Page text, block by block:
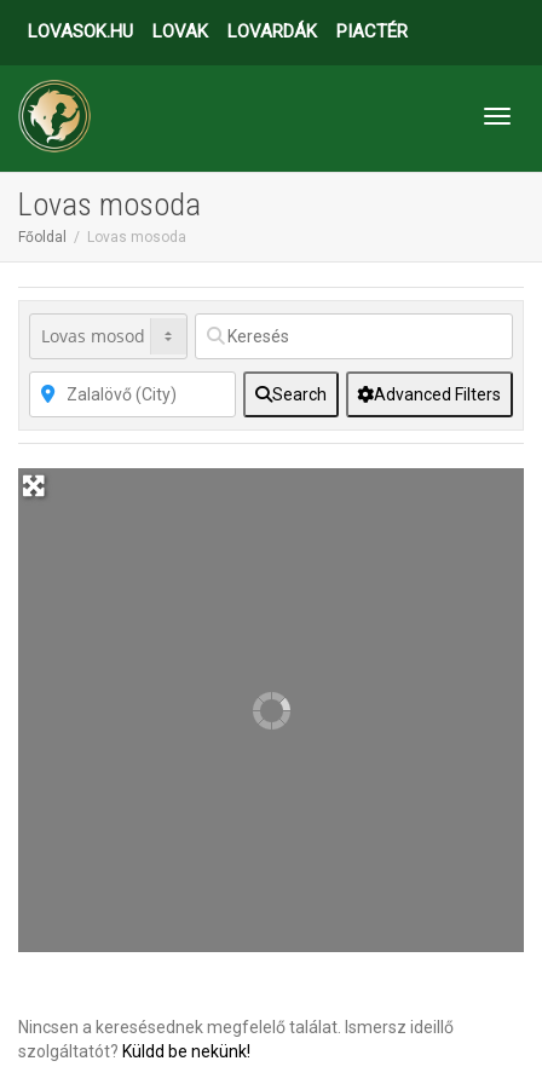
LOVASOK.HU LOVAK LOVARDÁK PIACTÉR
Lovas mosoda
Főoldal Lovas mosoda
Search Advanced Filters
Nincsen a keresésednek megfelelő találat. Ismersz ideillő
szolgáltatót? Küldd be nekünk!